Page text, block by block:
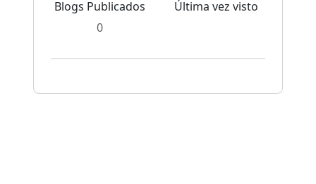
Blogs Publicados
0
Última vez visto